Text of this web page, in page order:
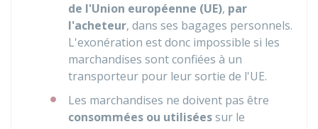
de l'Union européenne (UE), par
l'acheteur, dans ses bagages personnels.
L'exonération est donc impossible si les
marchandises sont confiées à un
transporteur pour leur sortie de l'UE.
Les marchandises ne doivent pas être
consommées ou utiliséessur le